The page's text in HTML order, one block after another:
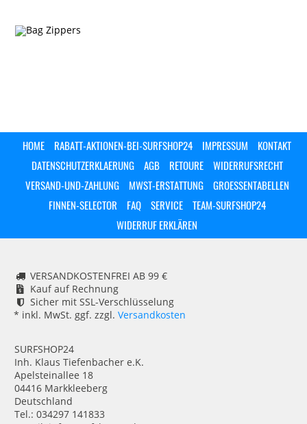
HOME RABATT-AKTIONEN-BEI-SURFSHOP24 IMPRESSUM
KONTAKT
DATENSCHUTZERKLAERUNG
AGB RETOURE
WIDERRUFSRECHT
VERSAND-UND-ZAHLUNG
MWST-ERSTATTUNG
GROESSENTABELLEN
FINNEN-SELECTOR
FAQ SERVICE
TEAM-SURFSHOP24
WIDERRUF ERKLÄREN
VERSANDKOSTENFREI AB 99 €
Kauf auf Rechnung
Sicher mit SSL-Verschlüsselung
* inkl. MwSt. ggf. zzgl. Versandkosten
SURFSHOP24
Inh. Klaus Tiefenbacher e.K.
Apelsteinallee 18
04416 Markkleeberg
Deutschland
Tel.: 034297 141833